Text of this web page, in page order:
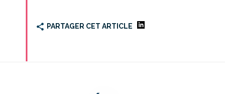
PARTAGER CET ARTICLE